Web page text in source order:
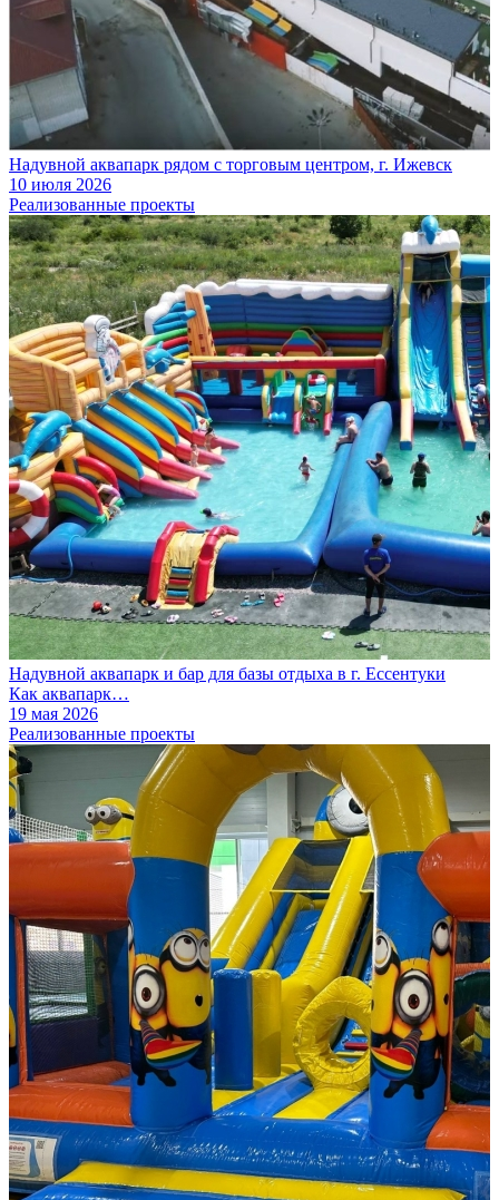
Надувной аквапарк рядом с торговым центром, г. Ижевск
10 июля 2026
Реализованные проекты
Надувной аквапарк и бар для базы отдыха в г. Ессентуки
Как аквапарк…
19 мая 2026
Реализованные проекты